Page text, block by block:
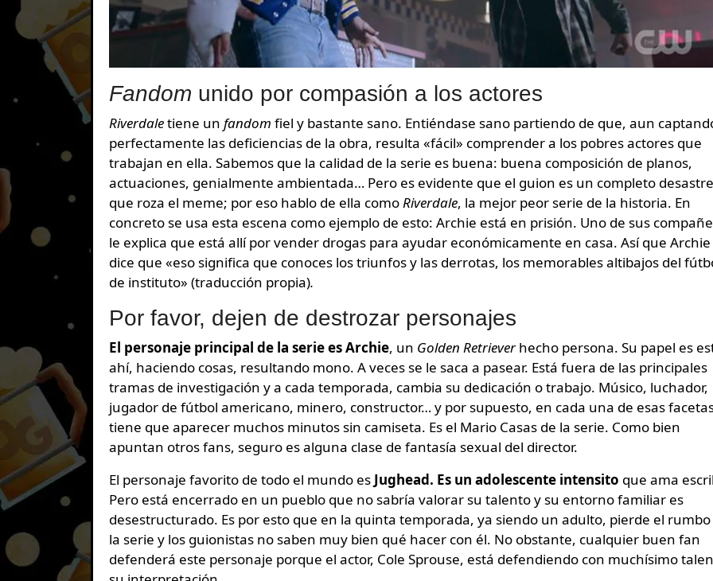
Fandom unido por compasión a los actores
Riverdaletiene un fandom fiel y bastante sano. Entiéndase sano partiendo de que, aun
perfectamente las deficiencias de la obra, resulta «fácil» comprender a los pobres actores que
trabajan en ella. Sabemos que la calidad de la serie es buena: buena composición de planos,
actuaciones, genialmente ambientada… Pero es evidente que el guion es un completo desastre
que roza el meme; por eso hablo de ella comoRiverdale, la mejor peor serie de la historia. En
concreto se usa esta escena como ejemplo de esto: Archie está en prisión. Uno de sus
le explica que está allí por vender drogas para ayudar económicamente en casa. Así que
dice que «eso significa que conoces los triunfos y las derrotas, los memorables altibajos del
de instituto» (traducción propia).
Por favor, dejen de destrozar personajes
El personaje principal de la serie es Archie, un Golden Retrieverhecho persona. Su papel es
ahí, haciendo cosas, resultando mono. A veces se le saca a pasear. Está fuera de las principales
tramas de investigación y a cada temporada, cambia su dedicación o trabajo. Músico, luchador,
jugador de fútbol americano, minero, constructor… y por supuesto, en cada una de esas
tiene que aparecer muchos minutos sin camiseta. Es el Mario Casas de la serie. Como bien
apuntan otros fans, seguro es alguna clase de fantasía sexual del director.
El personaje favorito de todo el mundo es Jughead. Es un adolescente intensito que ama
Pero está encerrado en un pueblo que no sabría valorar su talento y su entorno familiar es
desestructurado. Es por esto que en la quinta temporada, ya siendo un adulto, pierde el
la serie y los guionistas no saben muy bien qué hacer con él. No obstante, cualquier buen fan
defenderá este personaje porque el actor, Cole Sprouse, está defendiendo con muchísimo